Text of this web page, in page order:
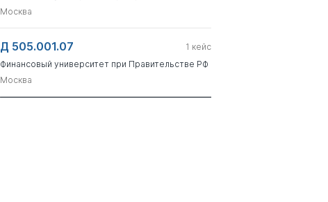
Москва
Д 505.001.07 1 кейс
Финансовый университет при Правительстве РФ
Москва